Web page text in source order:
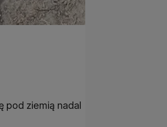
pod ziemią nadal